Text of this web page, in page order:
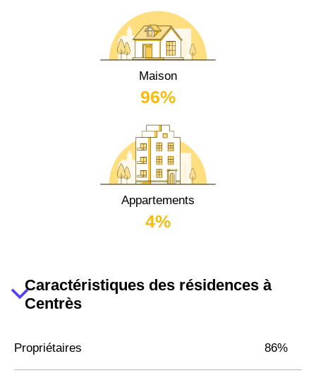
Maison
96%
Appartements
4%
Caractéristiques des résidences à
Centrès
Propriétaires 86%